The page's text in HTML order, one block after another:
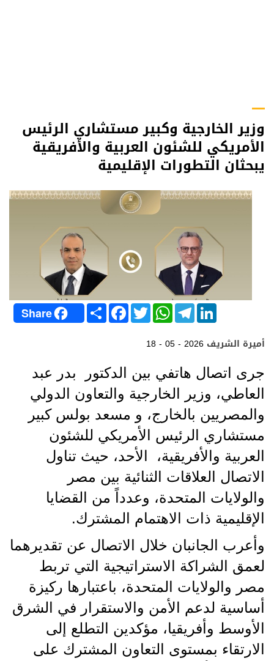
وزير الخارجية وكبير مستشاري الرئيس
الأمريكي للشئون العربية والأفريقية
يبحثان التطورات الإقليمية
Share S
h
a
F
a
c
o
k
T
w
i
t
t
W
h
a
t
s
p
p
T
e
l
e
g
m
L
i
n
k
e
n
18 - 05 - 2026 أميرة الشريف
جرى اتصال هاتفي بين الدكتور بدر عبد
العاطي، وزير الخارجية والتعاون الدولي
والمصريين بالخارج، و مسعد بولس كبير
مستشاري الرئيس الأمريكي للشئون
العربية والأفريقية، الأحد، حيث تناول
الاتصال العلاقات الثنائية بين مصر
والولايات المتحدة، وعدداً من القضايا
الإقليمية ذات الاهتمام المشترك.
وأعرب الجانبان خلال الاتصال عن تقديرهما
لعمق الشراكة الاستراتيجية التي تربط
مصر والولايات المتحدة، باعتبارها ركيزة
أساسية لدعم الأمن والاستقرار في الشرق
الأوسط وأفريقيا، مؤكدين التطلع إلى
الارتقاء بمستوى التعاون المشترك على